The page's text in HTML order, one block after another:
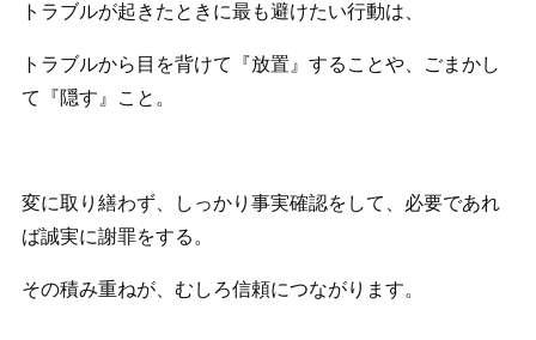
トラブルが起きたときに最も避けたい行動は、
トラブルから目を背けて『放置』することや、ごまかし
て『隠す』こと。
変に取り繕わず、しっかり事実確認をして、必要であれ
ば誠実に謝罪をする。
その積み重ねが、むしろ信頼につながります。